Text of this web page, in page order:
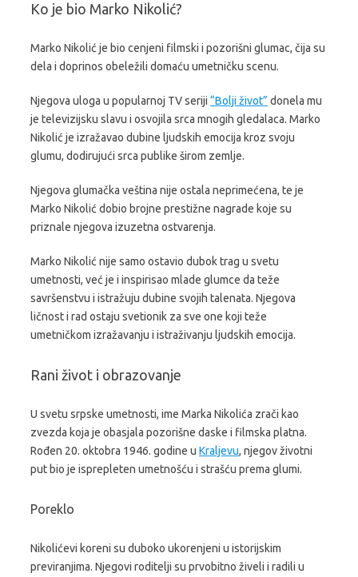
Ko je bio Marko Nikolić?
Marko Nikolić je bio cenjeni filmski i pozorišni glumac, čija su
dela i doprinos obeležili domaću umetničku scenu.
Njegova uloga u popularnoj TV seriji “Bolji život” donela mu
je televizijsku slavu i osvojila srca mnogih gledalaca. Marko
Nikolić je izražavao dubine ljudskih emocija kroz svoju
glumu, dodirujući srca publike širom zemlje.
Njegova glumačka veština nije ostala neprimećena, te je
Marko Nikolić dobio brojne prestižne nagrade koje su
priznale njegova izuzetna ostvarenja.
Marko Nikolić nije samo ostavio dubok trag u svetu
umetnosti, već je i inspirisao mlade glumce da teže
savršenstvu i istražuju dubine svojih talenata. Njegova
ličnost i rad ostaju svetionik za sve one koji teže
umetničkom izražavanju i istraživanju ljudskih emocija.
Rani život i obrazovanje
U svetu srpske umetnosti, ime Marka Nikolića zrači kao
zvezda koja je obasjala pozorišne daske i filmska platna.
Rođen 20. oktobra 1946. godine u Kraljevu, njegov životni
put bio je isprepleten umetnošću i strašću prema glumi.
Poreklo
Nikolićevi koreni su duboko ukorenjeni u istorijskim
previranjima. Njegovi roditelji su prvobitno živeli i radili u